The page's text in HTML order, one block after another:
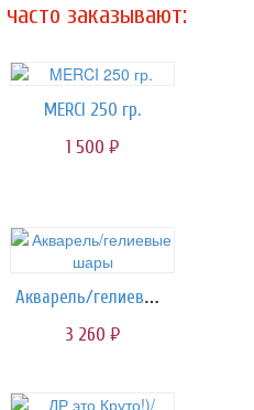
заказывают:
MERCI 250 гр.
1 500 руб.
Акварель/гелиевые шары
3 260 руб.